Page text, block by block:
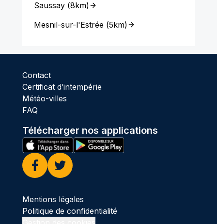
Saussay(8km)
Mesnil-sur-l'Estrée(5km)
Contact
Certificat d’intempérie
Météo-villes
FAQ
Télécharger nos applications
Facebook
Twitter
Mentions légales
Politique de confidentialité